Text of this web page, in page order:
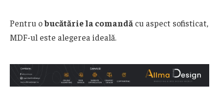
Pentru obucătărie la comandă cu aspect sofisticat,
MDF-ul este alegerea ideală.